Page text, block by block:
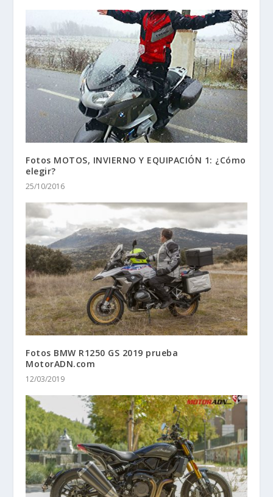
Fotos MOTOS, INVIERNO Y EQUIPACIÓN 1: ¿Cómo
elegir?
25/10/2016
Fotos BMW R1250 GS 2019 prueba
MotorADN.com
12/03/2019